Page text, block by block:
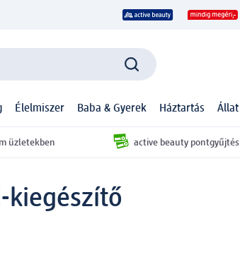
Élelmiszer Baba & Gyerek Háztartás Állat
üzletekben active beauty pontgyűjtés
kiegészítő